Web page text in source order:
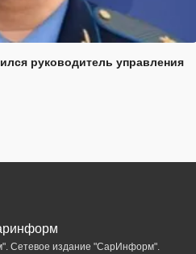
руководитель управления
Сетевое издание "СарИнформ".